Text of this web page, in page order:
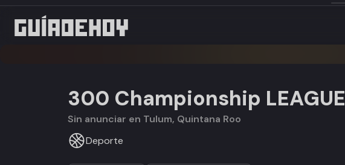
300 Championship LEAGUE
Sin anunciar en Tulum, Quintana Roo
Deporte